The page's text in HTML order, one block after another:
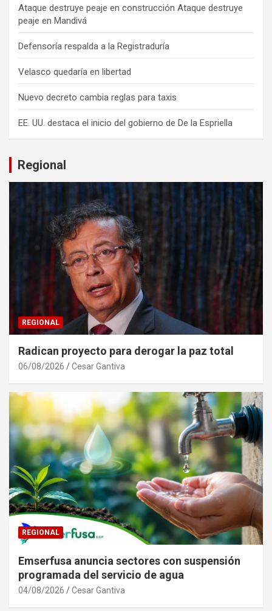
Ataque destruye peaje en construcción Ataque destruye
peaje en Mandivá
Defensoría respalda a la Registraduría
Velasco quedaría en libertad
Nuevo decreto cambia reglas para taxis
EE. UU. destaca el inicio del gobierno de De la Espriella
Regional
REGIONAL
Radican proyecto para derogar la paz total
06/08/2026 Cesar Gantiva
REGIONAL
Emserfusa anuncia sectores con suspensión
programada del servicio de agua
04/08/2026 Cesar Gantiva